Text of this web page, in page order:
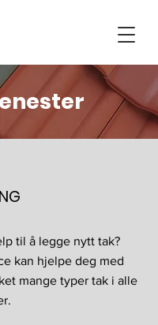
til å legge nytt tak?
kan hjelpe deg med
mange typer tak i alle